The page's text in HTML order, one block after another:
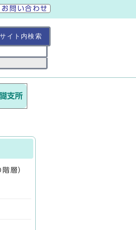
お問い合わせ
支所
層）